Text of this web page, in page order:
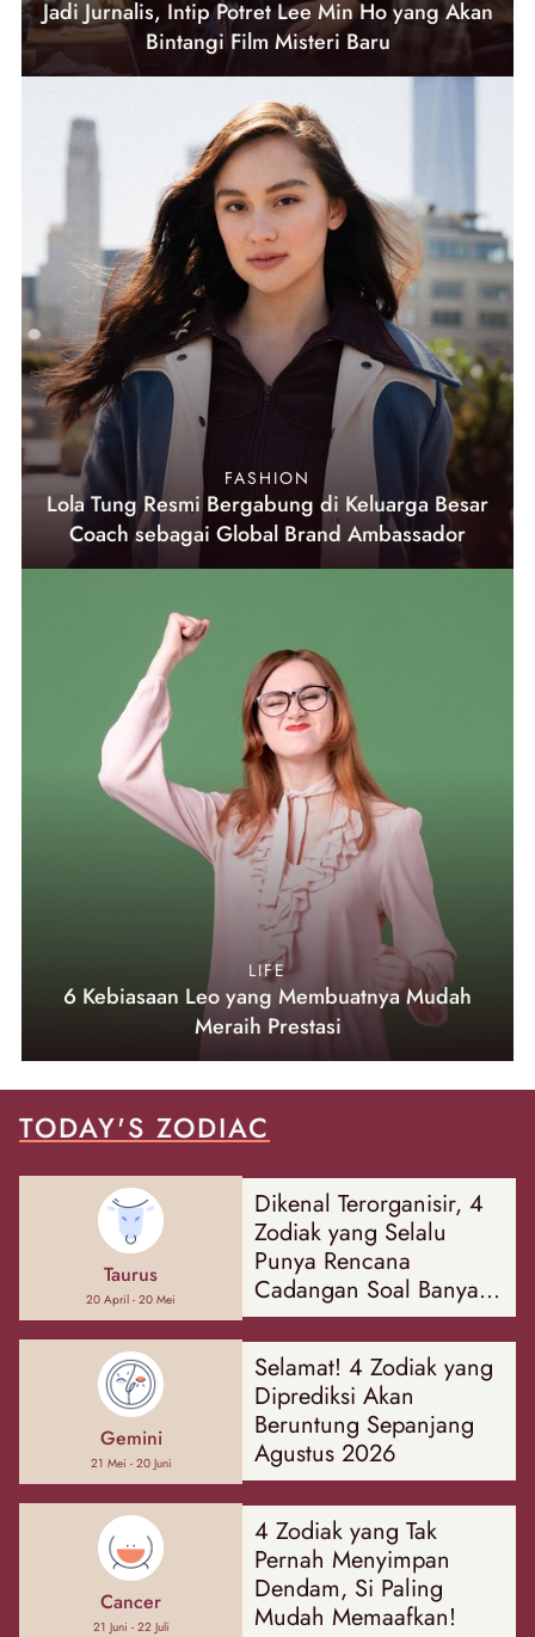
Jadi Jurnalis, Intip Potret Lee Min Ho yang Akan
Bintangi Film Misteri Baru
FASHION
Lola Tung Resmi Bergabung di Keluarga Besar
Coach sebagai Global Brand Ambassador
LIFE
6 Kebiasaan Leo yang Membuatnya Mudah
Meraih Prestasi
TODAY'S ZODIAC
Taurus
20 April - 20 Mei
Dikenal Terorganisir, 4
Zodiak yang Selalu
Punya Rencana
Cadangan Soal Banyak
Hal
Gemini
21 Mei - 20 Juni
Selamat! 4 Zodiak yang
Diprediksi Akan
Beruntung Sepanjang
Agustus 2026
Cancer
21 Juni - 22 Juli
4 Zodiak yang Tak
Pernah Menyimpan
Dendam, Si Paling
Mudah Memaafkan!